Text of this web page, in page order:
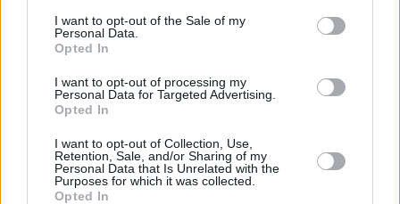
cualquier momento entrando de nuevo en este sitio web o
visitando nuestra política de privacidad.
I want to opt-out of the Sale of my
Personal Data.
Opted In
I want to opt-out of processing my
Personal Data for Targeted Advertising.
Opted In
I want to opt-out of Collection, Use,
Retention, Sale, and/or Sharing of my
Personal Data that Is Unrelated with the
Purposes for which it was collected.
Opted In